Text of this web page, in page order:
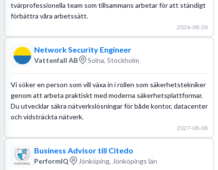
tvärprofessionella team som tillsammans arbetar för att ständigt
förbättra våra arbetssätt.
2026-08-28
Network Security Engineer
Vattenfall AB Solna, Stockholm
Vi söker en person som vill växa in i rollen som säkerhetstekniker
genom att arbeta praktiskt med moderna säkerhetsplattformar.
Du utvecklar säkra nätverkslösningar för både kontor, datacenter
och vidsträckta nätverk.
2027-08-08
Business Advisor till Citedo
PerformIQ Jönköping, Jönköpings län